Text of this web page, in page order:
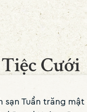
Tiệc Cưới
sạn Tuần trăng